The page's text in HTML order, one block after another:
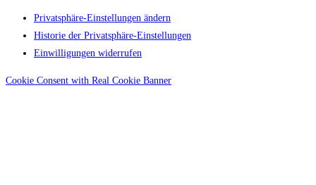
Privatsphäre-Einstellungen ändern
Historie der Privatsphäre-Einstellungen
Einwilligungen widerrufen
Cookie Consent with Real Cookie Banner